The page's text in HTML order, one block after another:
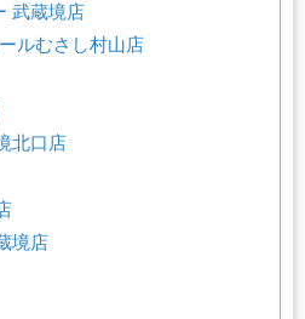
武蔵境店
ルむさし村山店
北口店
境店